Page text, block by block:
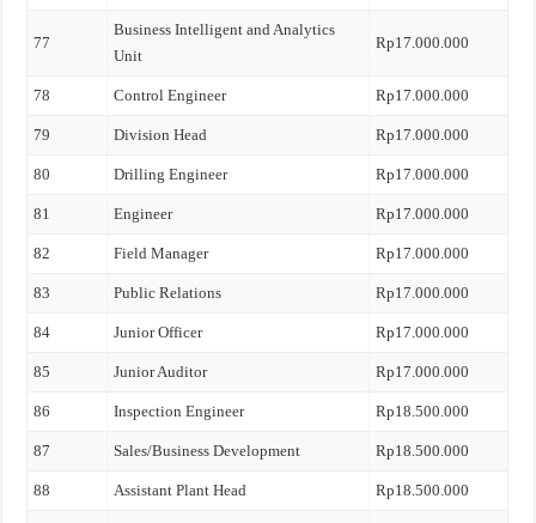
77
Business Intelligent and Analytics
Unit
Rp17.000.000
78 Control Engineer Rp17.000.000
79 Division Head Rp17.000.000
80 Drilling Engineer Rp17.000.000
81 Engineer Rp17.000.000
82 Field Manager Rp17.000.000
83 Public Relations Rp17.000.000
84 Junior Officer Rp17.000.000
85 Junior Auditor Rp17.000.000
86 Inspection Engineer Rp18.500.000
87 Sales/Business Development Rp18.500.000
88 Assistant Plant Head Rp18.500.000